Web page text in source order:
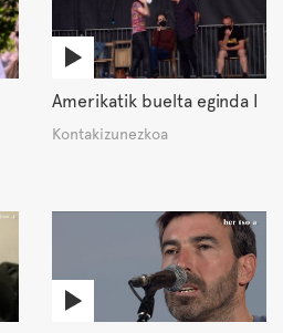
Amerikatik buelta eginda I
Kontakizunezkoa